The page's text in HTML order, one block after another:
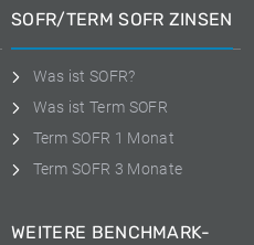
SOFR/TERM SOFR ZINSEN
Was ist SOFR?
Was ist Term SOFR
Term SOFR 1 Monat
Term SOFR 3 Monate
WEITERE BENCHMARK-